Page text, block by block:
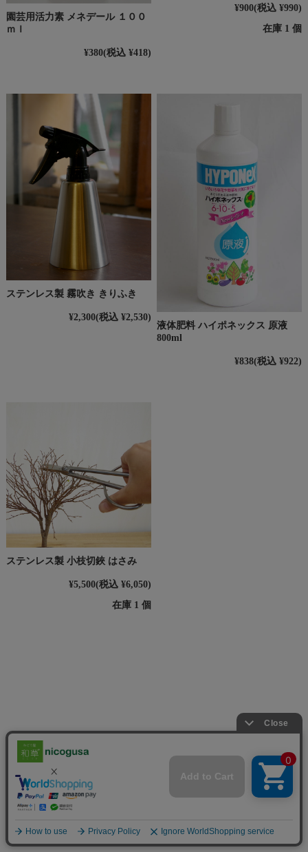
園芸用活力素 メネデール １００
ｍｌ
¥380(税込 ¥418)
¥900(税込 ¥990)
在庫 1 個
ステンレス製 霧吹き きりふき
¥2,300(税込 ¥2,530)
液体肥料 ハイポネックス 原液
800ml
¥838(税込 ¥922)
ステンレス製 小枝切鋏 はさみ
¥5,500(税込 ¥6,050)
在庫 1 個